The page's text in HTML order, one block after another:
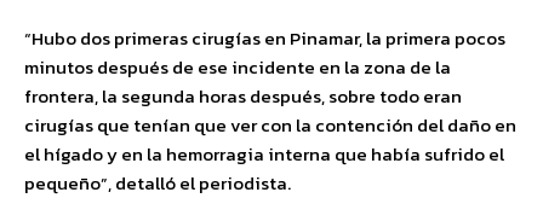
“Hubo dos primeras cirugías en Pinamar, la primera pocos
minutos después de ese incidente en la zona de la
frontera, la segunda horas después, sobre todo eran
cirugías que tenían que ver con la contención del daño en
el hígado y en la hemorragia interna que había sufrido el
pequeño”, detalló el periodista.